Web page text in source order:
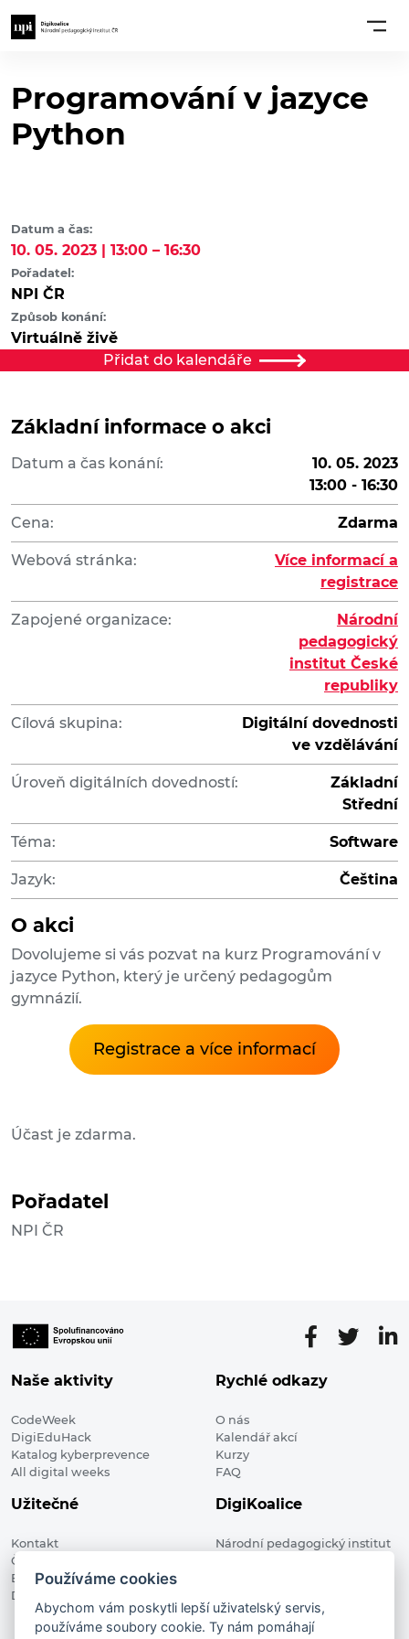
Programování v jazyce
Python
Datum a čas:
10. 05. 2023 | 13:00 – 16:30
Pořadatel:
NPI ČR
Způsob konání:
Virtuálně živě
Přidat do kalendáře
Základní informace o akci
Datum a čas konání:
10. 05. 2023
13:00 - 16:30
Cena: Zdarma
Webová stránka:
Více informací a
registrace
Zapojené organizace:
Národní
pedagogický
institut České
republiky
Cílová skupina:
Digitální dovednosti
ve vzdělávání
Úroveň digitálních dovedností:
Základní
Střední
Téma: Software
Jazyk: Čeština
O akci
Dovolujeme si vás pozvat na kurz Programování v
jazyce Python, který je určený pedagogům
gymnázií.
Registrace a více informací
Účast je zdarma.
Pořadatel
NPI ČR
Naše aktivity
CodeWeek
DigiEduHack
Katalog kyberprevence
All digital weeks
Rychlé odkazy
O nás
Kalendář akcí
Kurzy
FAQ
Užitečné
Kontakt
Členské organizace
Blog
Digitalizace ve vzdělávání
DigiKoalice
Národní pedagogický institut
Používáme cookies
Abychom vám poskytli lepší uživatelský servis,
používáme soubory cookie. Ty nám pomáhají